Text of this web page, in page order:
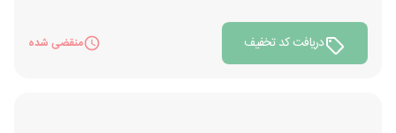
دریافت کد تخفیف منقضی شده